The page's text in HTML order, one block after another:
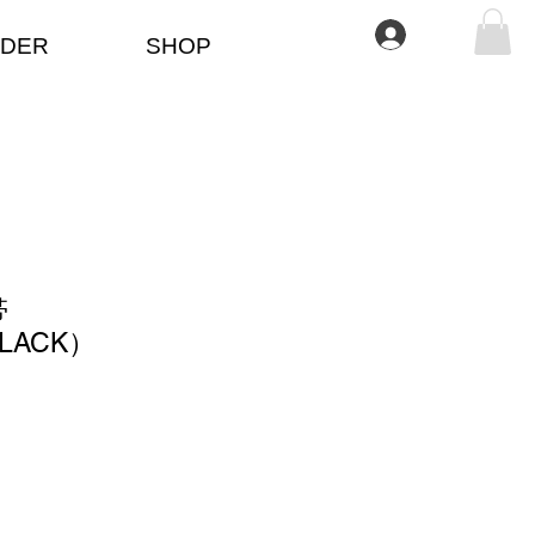
SHOP Se connecter
）